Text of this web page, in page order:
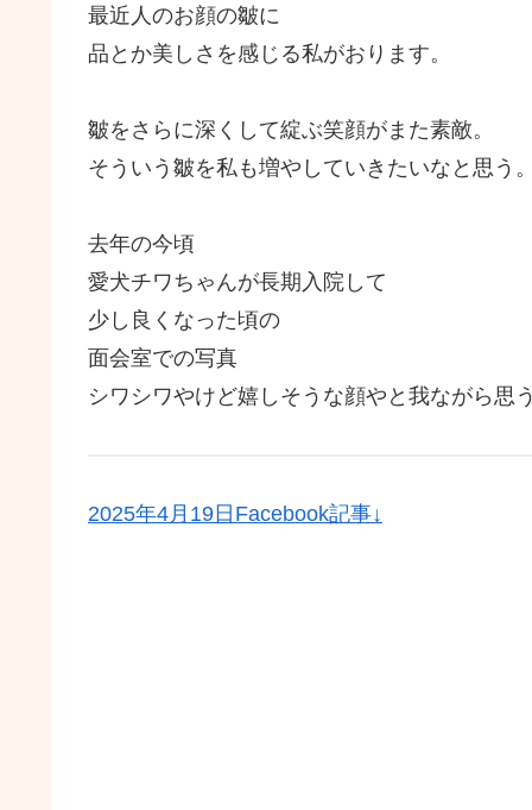
最近人のお顔の皺に
品とか美しさを感じる私がおります。
皺をさらに深くして綻ぶ笑顔がまた素敵。
そういう皺を私も増やしていきたいなと思う
去年の今頃
愛犬チワちゃんが長期入院して
少し良くなった頃の
面会室での写真
シワシワやけど嬉しそうな顔やと我ながら思
2025年4月19日Facebook記事↓